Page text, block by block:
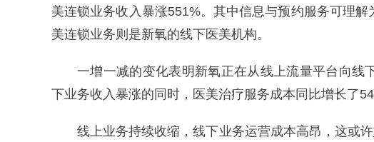
美连锁业务收入暴涨551%。其中信息与预约服务可理
美连锁业务则是新氧的线下医美机构。
一增一减的变化表明新氧正在从线上流量平台向线
下业务收入暴涨的同时，医美治疗服务成本同比增长了
线上业务持续收缩，线下业务运营成本高昂，这或